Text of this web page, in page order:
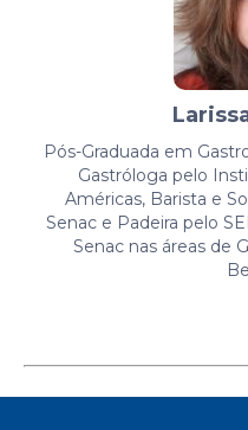
Pós-Graduada em
Gastróloga pelo
Américas, Barista e
Senac e Padeira pelo
Senac nas áreas de